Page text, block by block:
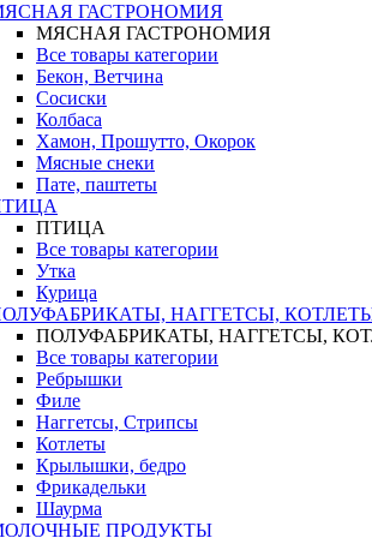
ГАСТРОНОМИЯ
МЯСНАЯ ГАСТРОНОМИЯ
Все товары категории
Бекон, Ветчина
Сосиски
Колбаса
Хамон, Прошутто, Окорок
Мясные снеки
Пате, паштеты
ПТИЦА
Все товары категории
Утка
Курица
НАГГЕТСЫ,
ПОЛУФАБРИКАТЫ, НАГГЕТСЫ,
Все товары категории
Ребрышки
Филе
Наггетсы, Стрипсы
Котлеты
Крылышки, бедро
Фрикадельки
Шаурма
ПРОДУКТЫ